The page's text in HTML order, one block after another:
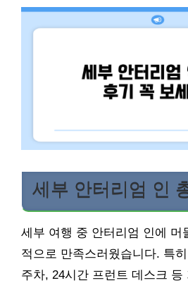
세부 안터리엄 인
세부 여행 중 안터리엄 인에 머
적으로 만족스러웠습니다. 특
주차, 24시간 프런트 데스크 등